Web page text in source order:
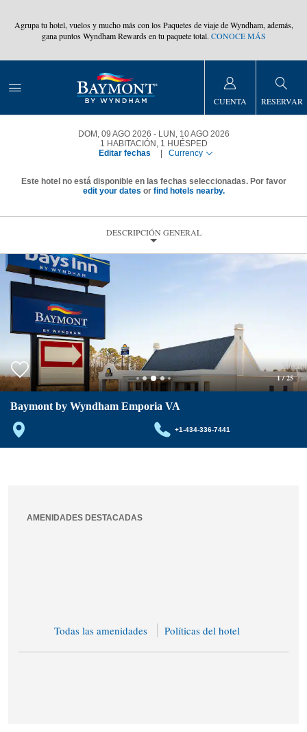
Agrupa tu hotel, vuelos y mucho más con los Paquetes de viaje de Wyndham, además,
gana puntos Wyndham Rewards en tu paquete total. CONOCE MÁS
CUENTA RESERVAR
DOM, 09 AGO 2026
LUN, 10 AGO 2026
1 HABITACIÓN , 1 HUÉSPED
Editar fechas
Currency
Este hotel no está disponible en las fechas seleccionadas. Por favor
edit your dates or find hotels nearby.
DESCRIPCIÓN GENERAL
1/25
Baymont by Wyndham Emporia VA
+1-434-336-7441
AMENIDADES DESTACADAS
Todas las amenidades Políticas del hotel